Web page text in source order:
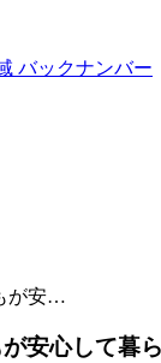
バックナンバー
が安…
安心して暮